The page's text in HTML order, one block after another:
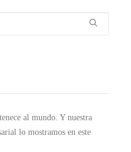
al mundo. Y nuestra
lo mostramos en este